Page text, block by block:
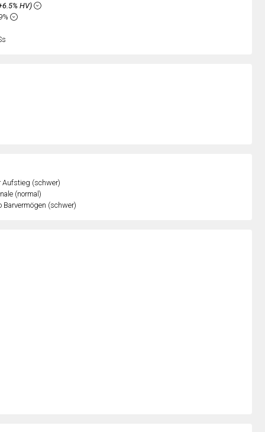
Aufstieg (schwer)
(normal)
Barvermögen (schwer)
HV)